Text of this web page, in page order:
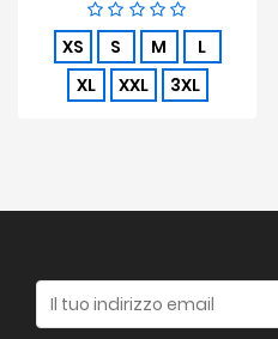
XS S M
L
XL
XXL 3XL